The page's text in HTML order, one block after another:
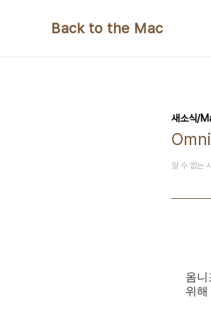
Back to the Mac
새소식/
알 수 없는
옴
위